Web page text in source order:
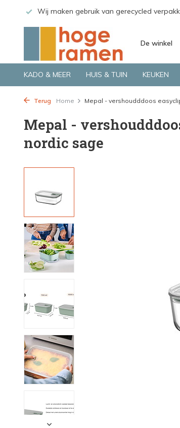
Wij maken gebruik van gerecycled
De winkel
KADO & MEER HUIS & TUIN KEUKEN
Terug Home Mepal - vershoudddoos
Mepal -
nordic sage